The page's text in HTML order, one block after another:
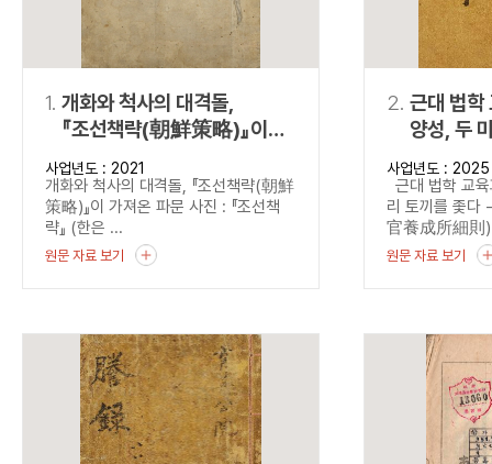
“정조”가 나온
료를 검색
동시에 여러 개의 연산자를 사용할 수 있습니다.
1. 개화와 척사의 대격돌,
『조선책략(朝鮮策略)』이
가져온 파문
사업년도 : 2021
개화와 척사의 대격돌, 『조선책략(朝鮮
策略)』이 가져온 파문 사진 : 『조선책
략』 (한은 ...
원문 자료 보기
2. 근대 법학
양성, 두
『법관양
(法官養
본 법관양
사업년도 : 2025
근대 법학 교
리 토끼를 좇다
官養成所細則
원문 자료 보기